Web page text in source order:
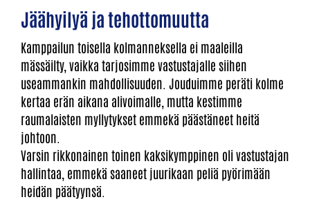
Jäähyilyä ja tehottomuutta
Kamppailun toisella kolmanneksella ei maaleilla
mässäilty, vaikka tarjosimme vastustajalle siihen
useammankin mahdollisuuden. Jouduimme peräti kolme
kertaa erän aikana alivoimalle, mutta kestimme
raumalaisten myllytykset emmekä päästäneet heitä
johtoon.
Varsin rikkonainen toinen kaksikymppinen oli vastustajan
hallintaa, emmekä saaneet juurikaan peliä pyörimään
heidän päätyynsä.